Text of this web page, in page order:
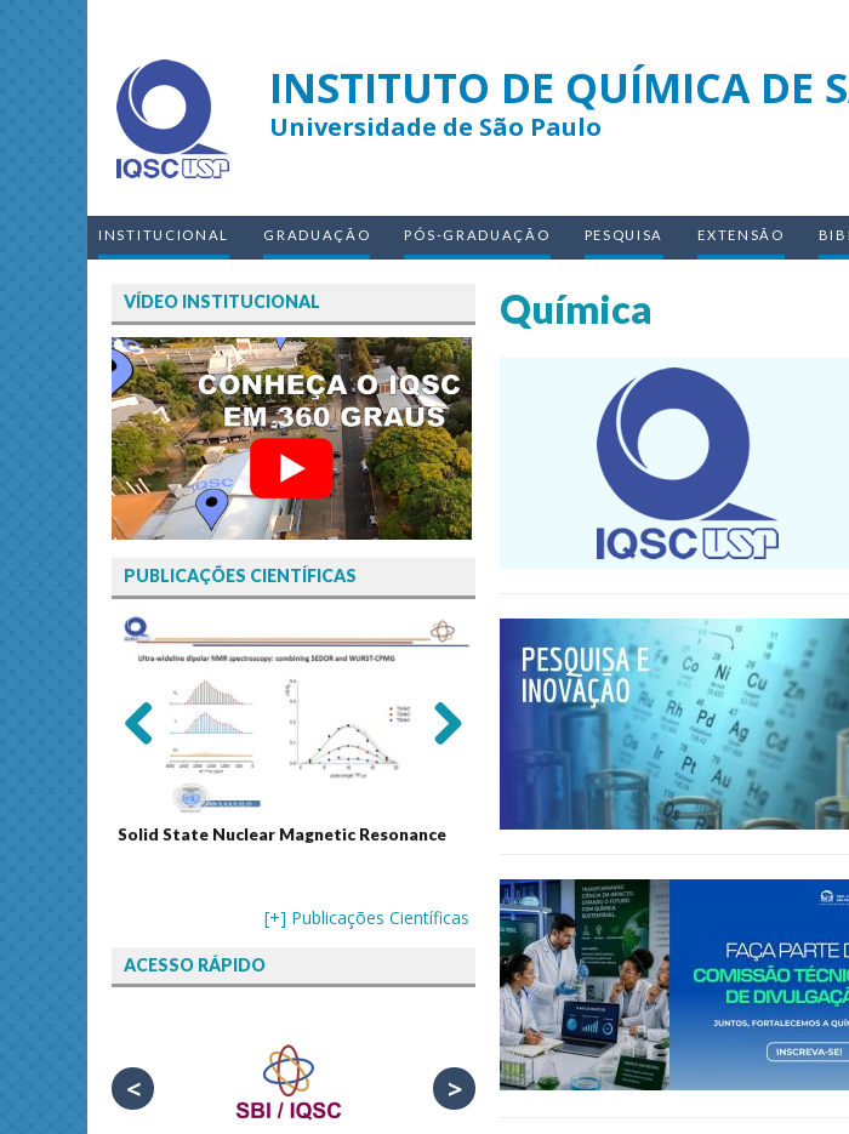
INSTITUTO DE QUÍMICA DE
Universidade de São Paulo
INSTITUCIONAL GRADUAÇÃO PÓS-GRADUAÇÃO PESQUISA EXTENSÃO
Química
VÍDEO INSTITUCIONAL
PUBLICAÇÕES CIENTÍFICAS
Solid State Nuclear Magnetic Resonance Journal of Separation Science
[+] Publicações Científicas
ACESSO RÁPIDO
< >